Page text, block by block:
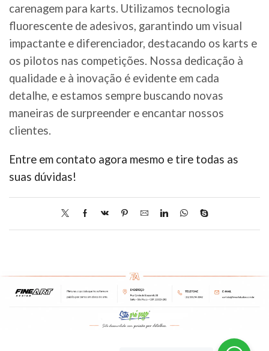
carenagem para karts. Utilizamos tecnologia
fluorescente de adesivos, garantindo um visual
impactante e diferenciador, destacando os karts e
os pilotos nas competições. Nossa dedicação à
qualidade e à inovação é evidente em cada
detalhe, e estamos sempre buscando novas
maneiras de surpreender e encantar nossos
clientes.
Entre em contato agora mesmo e tire todas as
suas dúvidas!